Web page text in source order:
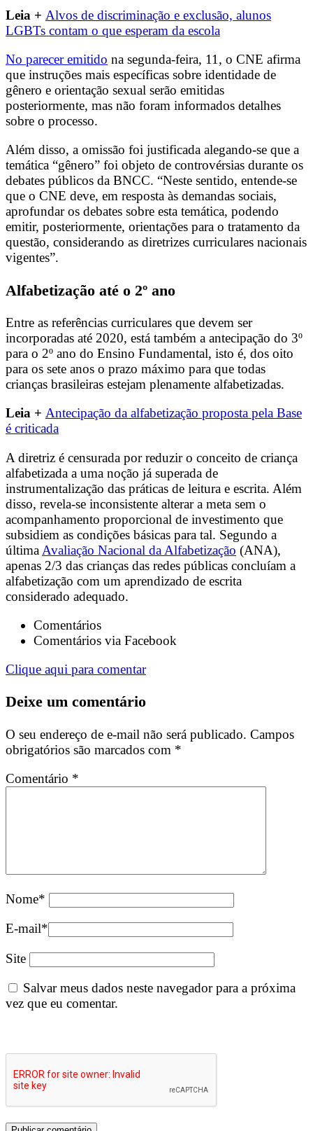
Leia + Alvos de discriminação e exclusão, alunos
LGBTs contam o que esperam da escola
No parecer emitido na segunda-feira, 11, o CNE afirma
que instruções mais específicas sobre identidade de
gênero e orientação sexual serão emitidas
posteriormente, mas não foram informados detalhes
sobre o processo.
Além disso, a omissão foi justificada alegando-se que a
temática “gênero” foi objeto de controvérsias durante os
debates públicos da BNCC. “Neste sentido, entende-se
que o CNE deve, em resposta às demandas sociais,
aprofundar os debates sobre esta temática, podendo
emitir, posteriormente, orientações para o tratamento da
questão, considerando as diretrizes curriculares nacionais
vigentes”.
Alfabetização até o 2º ano
Entre as referências curriculares que devem ser
incorporadas até 2020, está também a antecipação do 3º
para o 2º ano do Ensino Fundamental, isto é, dos oito
para os sete anos o prazo máximo para que todas
crianças brasileiras estejam plenamente alfabetizadas.
Leia + Antecipação da alfabetização proposta pela Base
é criticada
A diretriz é censurada por reduzir o conceito de criança
alfabetizada a uma noção já superada de
instrumentalização das práticas de leitura e escrita. Além
disso, revela-se inconsistente alterar a meta sem o
acompanhamento proporcional de investimento que
subsidiem as condições básicas para tal. Segundo a
última Avaliação Nacional da Alfabetização (ANA),
apenas 2/3 das crianças das redes públicas concluíam a
alfabetização com um aprendizado de escrita
considerado adequado.
Comentários
Comentários via Facebook
Clique aqui para comentar
Deixe um comentário
O seu endereço de e-mail não será publicado. Campos
obrigatórios são marcados com *
Comentário *
Nome*
E-mail*
Site
Salvar meus dados neste navegador para a próxima
vez que eu comentar.